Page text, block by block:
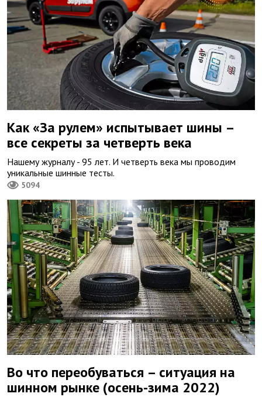
Как «За рулем» испытывает шины –
все секреты за четверть века
Нашему журналу - 95 лет. И четверть века мы проводим
уникальные шинные тесты.
5094
Во что переобуваться – ситуация на
шинном рынке (осень-зима 2022)